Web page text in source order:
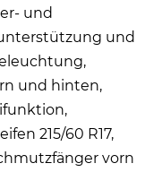
und
und
und hinten,
215/60 R17,
vorn